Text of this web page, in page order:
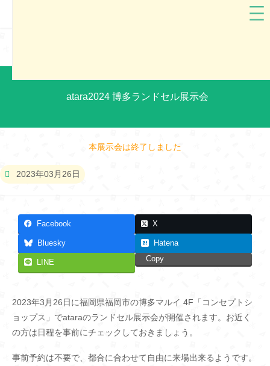
atara2024 博多ランドセル展示会
本展示会は終了しました
2023年03月26日
Facebook X
Bluesky Hatena
LINE Copy
2023年3月26日に福岡県福岡市の博多マルイ 4F「コンセプトシ
ョップス」でataraのランドセル展示会が開催されます。お近く
の方は日程を事前にチェックしておきましょう。
事前予約は不要で、都合に合わせて自由に来場出来るようです。